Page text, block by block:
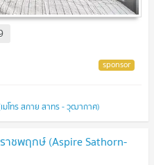
มโทร สกาย สาทร - วุฒากาศ)
าชพฤกษ์ (Aspire Sathorn-